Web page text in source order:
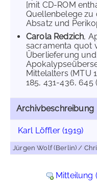
[mit CD-ROM
Quellenbelege zu
Absatz und
Carola Redzich,
sacramenta quot
Überlieferung
Mittelalters (MTU
185, 431-436, 645
Archivbeschreibung
Karl Löffler (1919)
Jürgen Wolf (Berlin) /
Mitteilung